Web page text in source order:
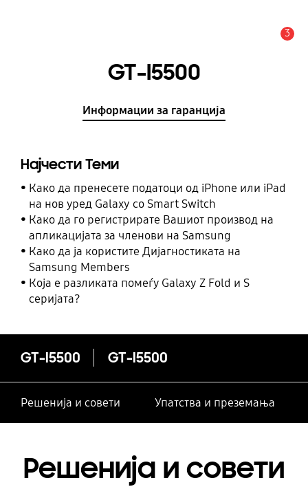
3
GT-I5500
Информации за гаранција
Најчести Теми
Како да пренесете податоци од iPhone или iPad
на нов уред Galaxy со Smart Switch
Како да го регистрирате Вашиот производ на
апликацијата за членови на Samsung
Како да ја користите Дијагностиката на
Samsung Members
Која е разликата помеѓу Galaxy Z Fold и S
серијата?
GT-I5500 GT-I5500
Решенија и совети Упатства и преземања
Решенија и совети